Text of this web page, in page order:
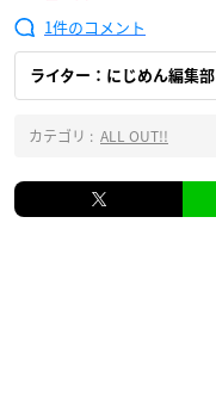
1
ライター：にじめん編集部
カテゴリ : ALL OUT!!